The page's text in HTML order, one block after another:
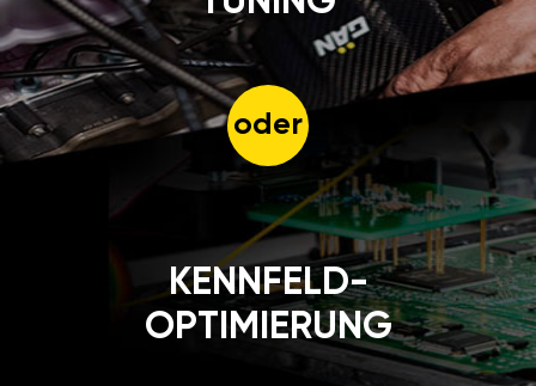
oder
KENNFELD-
OPTIMIERUNG